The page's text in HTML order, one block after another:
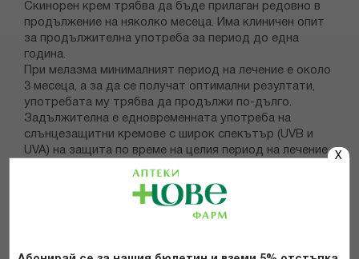
X
Скинорен крем трябва да бъде прилаган редовно в
продължение на няколко месеца. Има клиничен опит
за продължителна употреба за период до една
година.
При мелазма минималният период на лечение е около
3 месеца, а за да се получат оптимални резултати,
употребата му трябва да продължи по-дълго.
Задължителна е едновременната употреба на
слънцезащитни кремове с широк спекътър (UVB и
UVA) на защита по време на целия период на лечение,
с оглед избягване на влошаването, предизвикано от
излагане на слънце и/или повторното пигментиране
на изсветлените участъци.
Ако мислите, че ефектът на Скинорен крем е